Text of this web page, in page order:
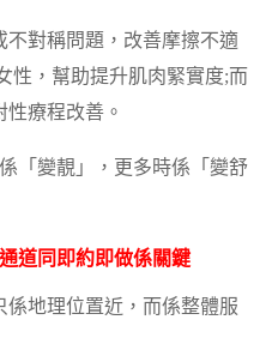
不對稱問題，改善摩擦不適
性，幫助提升肌肉緊實度;而
療程改善。
「變靚」，更多時係「變舒
道同即約即做係關鍵
地理位置近，而係整體服